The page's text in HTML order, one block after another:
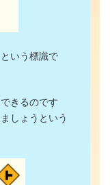
いう標識で
きるのです
しょうという